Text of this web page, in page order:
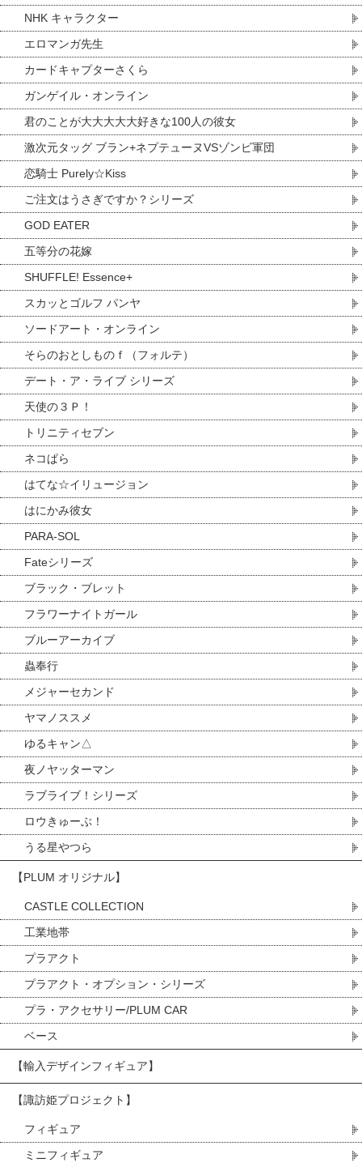
NHK キャラクター
エロマンガ先生
カードキャプターさくら
ガンゲイル・オンライン
君のことが大大大大大好きな100人の彼女
激次元タッグ ブラン+ネプテューヌVSゾンビ軍団
恋騎士 Purely☆Kiss
ご注文はうさぎですか？シリーズ
GOD EATER
五等分の花嫁
SHUFFLE! Essence+
スカッとゴルフ パンヤ
ソードアート・オンライン
そらのおとしものｆ（フォルテ）
デート・ア・ライブ シリーズ
天使の３Ｐ！
トリニティセブン
ネコぱら
はてな☆イリュージョン
はにかみ彼女
PARA-SOL
Fateシリーズ
ブラック・ブレット
フラワーナイトガール
ブルーアーカイブ
蟲奉行
メジャーセカンド
ヤマノススメ
ゆるキャン△
夜ノヤッターマン
ラブライブ！シリーズ
ロウきゅーぶ！
うる星やつら
【PLUM オリジナル】
CASTLE COLLECTION
工業地帯
プラアクト
プラアクト・オプション・シリーズ
プラ・アクセサリー/PLUM CAR
ベース
【輸入デザインフィギュア】
【諏訪姫プロジェクト】
フィギュア
ミニフィギュア